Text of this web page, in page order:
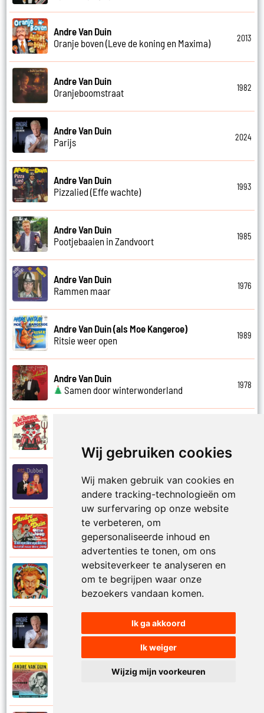
Wij gebruiken cookies
Wij maken gebruik van cookies en
andere tracking-technologieën om
uw surfervaring op onze website
te verbeteren, om
gepersonaliseerde inhoud en
advertenties te tonen, om ons
websiteverkeer te analyseren en
om te begrijpen waar onze
bezoekers vandaan komen.
Ik ga akkoord
Ik weiger
Wijzig mijn voorkeuren
Andre Van Duin
Oranje boven (Leve de koning en Maxima)
2013
Andre Van Duin
Oranjeboomstraat
1982
Andre Van Duin
Parijs
2024
Andre Van Duin
Pizzalied (Effe wachte)
1993
Andre Van Duin
Pootjebaaien in Zandvoort
1985
Andre Van Duin
Rammen maar
1976
Andre Van Duin (als Moe Kangeroe)
Ritsie weer open
1989
Andre Van Duin
Samen door winterwonderland
1978
Andre Van Duin
Schijt maar in me pannetje
Andre Van Duin
Schrijf naar ome Joop
Andre Van Duin en Frans Van Dusschoten
Stil in de stad
2024